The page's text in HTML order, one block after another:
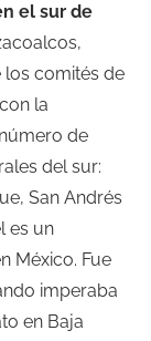
el sur de
los comités de
la
de
del sur:
San Andrés
es un
México. Fue
imperaba
en Baja